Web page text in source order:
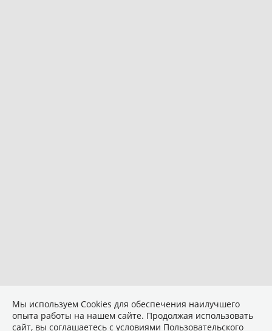
Мы используем Сookies для обеспечения наилучшего
опыта работы на нашем сайте. Продолжая использовать
сайт, вы соглашаетесь с условиями Пользовательского